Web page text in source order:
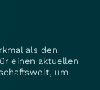
als den
einen aktuellen
um